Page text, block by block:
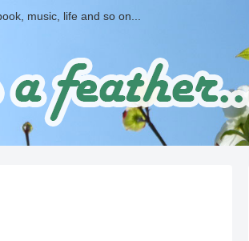
music, life and so on...